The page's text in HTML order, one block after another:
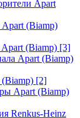
Apart
(Biamp)
(Biamp) [3]
Apart (Biamp)
[2]
Apart (Biamp)
Renkus-Heinz